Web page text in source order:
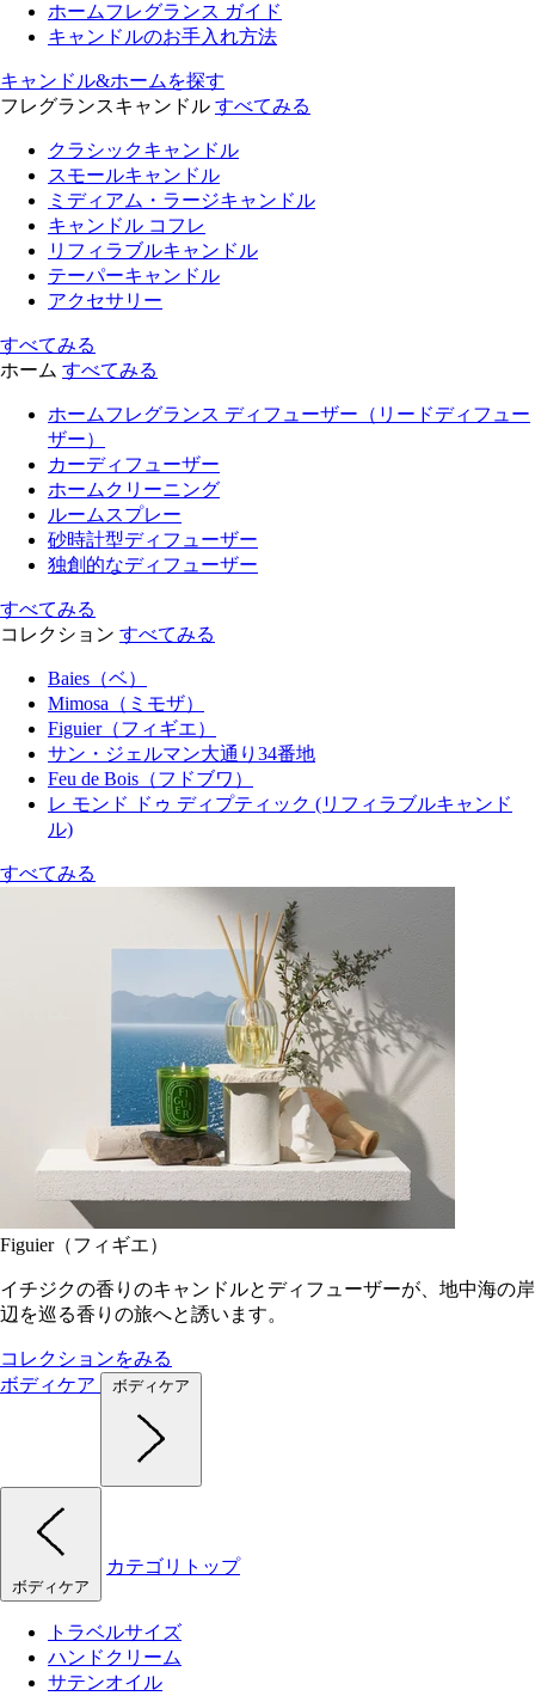
ホームフレグランス ガイド
キャンドルのお手入れ方法
キャンドル&ホームを探す
フレグランスキャンドル すべてみる
クラシックキャンドル
スモールキャンドル
ミディアム・ラージキャンドル
キャンドル コフレ
リフィラブルキャンドル
テーパーキャンドル
アクセサリー
すべてみる
ホーム すべてみる
ホームフレグランス ディフューザー（リードディフュー
ザー）
カーディフューザー
ホームクリーニング
ルームスプレー
砂時計型ディフューザー
独創的なディフューザー
すべてみる
コレクション すべてみる
Baies（ベ）
Mimosa（ミモザ）
Figuier（フィギエ）
サン・ジェルマン大通り34番地
Feu de Bois（フドブワ）
レ モンド ドゥ ディプティック (リフィラブルキャンド
ル)
すべてみる
Figuier（フィギエ）
イチジクの香りのキャンドルとディフューザーが、地中海の岸
辺を巡る香りの旅へと誘います。
コレクションをみる
ボディケア
ボディケア
ボディケア
カテゴリトップ
トラベルサイズ
ハンドクリーム
サテンオイル